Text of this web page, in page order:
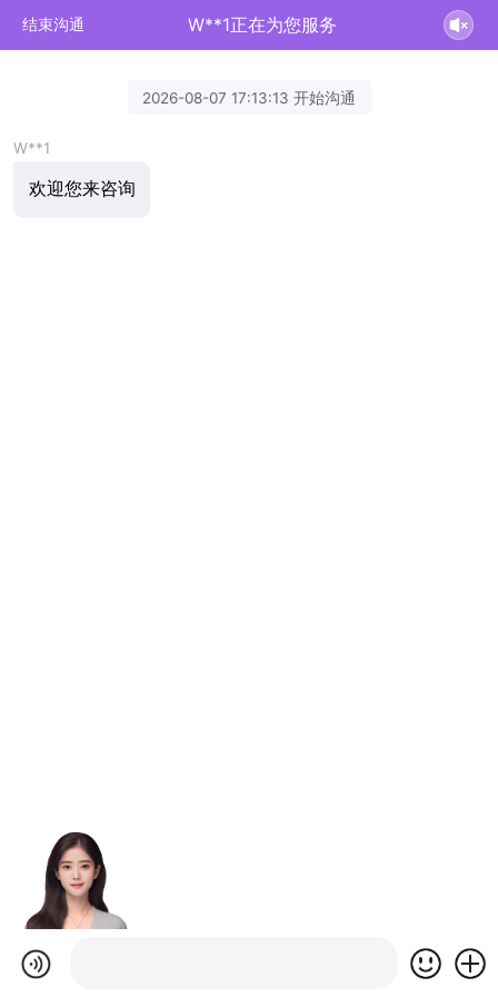
结束沟通 W**1正在为您服务
2026-08-07 17:13:13 开始沟通
W**1
欢迎您来咨询